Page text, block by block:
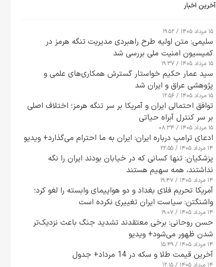
آخرین اخبار
۱۵ مرداد ۱۴۰۵ / ۱۹:۵۲
سلیمی: متن اولیه طرح راهبردی مدیریت تنگه هرمز در
کمیسیون امنیت ملی بررسی شد
۱۵ مرداد ۱۴۰۵ / ۱۹:۳۷
سید عمار حکیم خواستار گسترش همکاری‌های علمی و
پژوهشی عراق و ایران شد
۱۵ مرداد ۱۴۰۵ / ۱۲:۵۶
توافق احتمالی ایران و آمریکا بر سر تنگه هرمز؛ اختلاف اصلی
بر سر کنترل آبراه حیاتی
۱۵ مرداد ۱۴۰۵ / ۰۸:۳۴
ادعای ترامپ درباره ایران: ایران به ما احترام می‌گذارد+ ویدیو
۱۴ مرداد ۱۴۰۵ / ۲۲:۵۵
پزشکیان: تنها کسانی که در خیابان بودند ایران را نگه
نداشتند، همه سهیم هستند
۱۴ مرداد ۱۴۰۵ / ۱۹:۴۷
آمریکا تحریم فلای بغداد و دو هواپیمای وابسته را لغو کرد؛
واشنگتن: سیاست ایران تغییری نکرده است
۱۴ مرداد ۱۴۰۵ / ۱۹:۰۷
حسن روحانی: برخی معتقدند تشدید جنگ باعث نزدیک‌تر
شدن ظهور می‌شود+ ویدیو
۱۴ مرداد ۱۴۰۵ / ۱۵:۴۹
آخرین قیمت طلا و سکه در 14 مرداد+ جدول
۱۴ مرداد ۱۴۰۵ / ۱۲:۱۵